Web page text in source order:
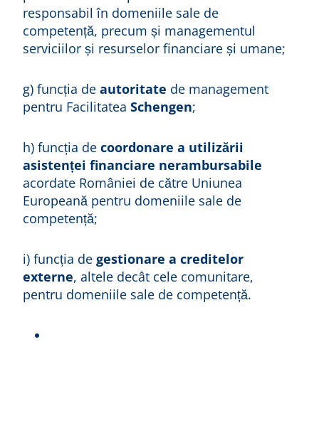
responsabil în domeniile sale de
competență, precum și managementul
serviciilor și resurselor financiare și umane;
g) funcția de autoritate de management
pentru Facilitatea Schengen;
h) funcția de coordonare a utilizării
asistenței financiare nerambursabile
acordate României de către Uniunea
Europeană pentru domeniile sale de
competență;
i) funcția de gestionare a creditelor
externe, altele decât cele comunitare,
pentru domeniile sale de competență.